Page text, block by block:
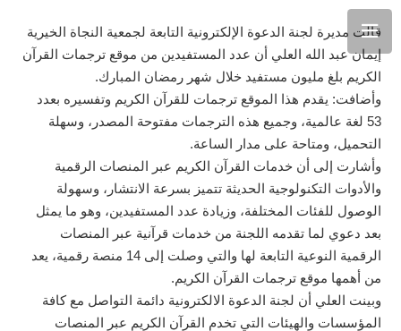
قالت مديرة لجنة الدعوة الإلكترونية التابعة لجمعية النجاة الخيرية
إيمان عبد الله العلي أن عدد المستفيدين من موقع ترجمات القرآن
الكريم بلغ مليون مستفيد خلال شهر رمضان المبارك.
وأضافت: يقدم هذا الموقع ترجمات للقرآن الكريم وتفسيره بعدد
53 لغة عالمية، وجميع هذه الترجمات مفتوحة المصدر، وسهلة
التحميل، ومتاحة على مدار الساعة.
وأشارت إلى أن خدمات القرآن الكريم عبر المنصات الرقمية
والأدوات التكنولوجية الحديثة تتميز بسرعة الانتشار، وسهولة
الوصول للفئات المختلفة، وزيادة عدد المستفيدين، وهو ما يمثل
بعد دعوي لما تقدمه اللجنة من خدمات قرآنية عبر المنصات
الرقمية النوعية التابعة لها والتي وصلت إلى 14 منصة رقمية، يعد
من أهمها موقع ترجمات القرآن الكريم.
وبينت العلي أن لجنة الدعوة الالكترونية دائمة التواصل مع كافة
المؤسسات والهيئات التي تخدم القرآن الكريم عبر المنصات